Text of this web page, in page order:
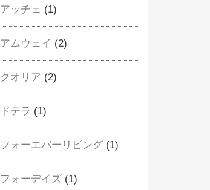
アッチェ (1)
アムウェイ (2)
クオリア (2)
ドテラ (1)
フォーエバーリビング (1)
フォーデイズ (1)